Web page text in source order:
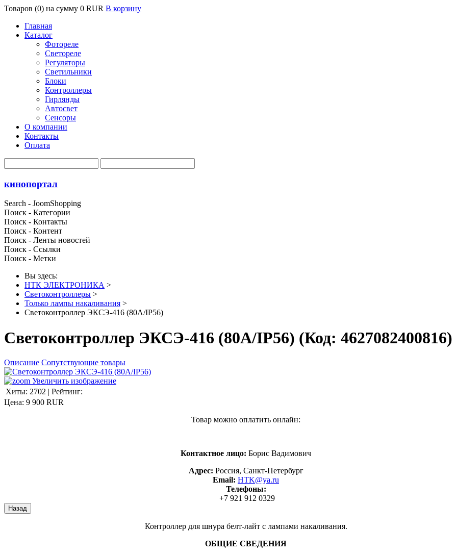
Товаров (0) на сумму 0 RUR В корзину
Главная
Каталог
Фотореле
Светореле
Регуляторы
Светильники
Блоки
Контроллеры
Гирлянды
Автосвет
Сенсоры
О компании
Контакты
Оплата
кинопортал
Search - JoomShopping
Поиск - Категории
Поиск - Контакты
Поиск - Контент
Поиск - Ленты новостей
Поиск - Ссылки
Поиск - Метки
Вы здесь:
НТК ЭЛЕКТРОНИКА >
Светоконтроллеры >
Только лампы накаливания >
Светоконтроллер ЭКСЭ-416 (80А/IP56)
Светоконтроллер ЭКСЭ-416 (80А/IP56) (Код: 4627082400816)
Описание Сопутствующие товары
Увеличить изображение
Хиты: 2702 | Рейтинг:
Цена: 9 900 RUR
Товар можно оплатить онлайн:
Контактное лицо: Борис Вадимович
Адрес: Россия, Санкт-Петербург
Email: HTK@ya.ru
Телефоны:
+7 921 912 0329
Контроллер для шнура белт-лайт с лампами накаливания.
ОБЩИЕ СВЕДЕНИЯ